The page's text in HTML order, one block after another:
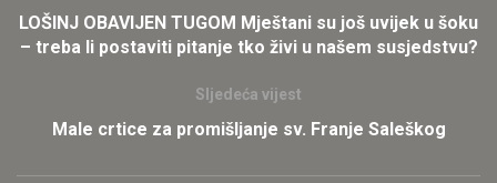
LOŠINJ OBAVIJEN TUGOM Mještani su još uvijek u šoku
– treba li postaviti pitanje tko živi u našem susjedstvu?
Sljedeća vijest
Male crtice za promišljanje sv. Franje Saleškog